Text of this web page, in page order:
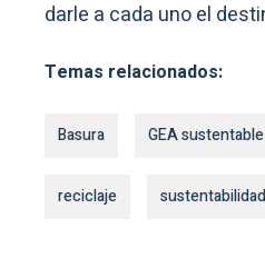
Basura GEA sustentable
reciclaje sustentabilidad